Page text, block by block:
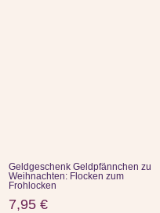
Geldgeschenk Geldpfännchen zu
Weihnachten: Flocken zum
Frohlocken
7,95€